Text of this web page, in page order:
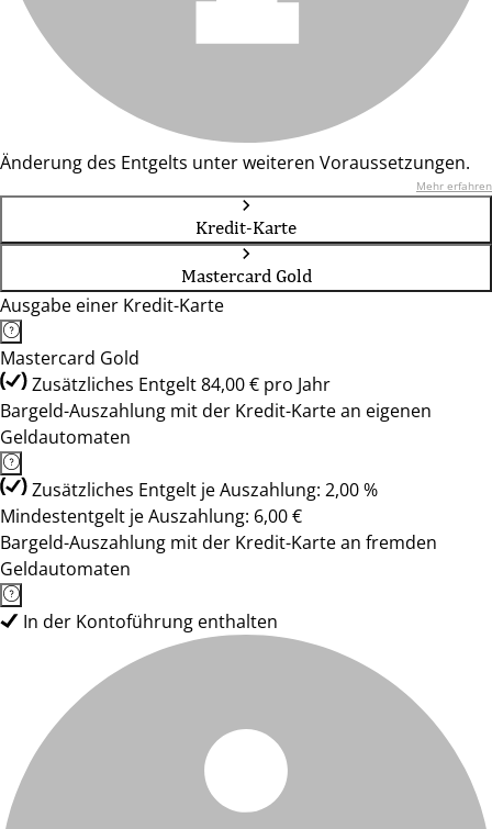
Änderung des Entgelts unter weiteren Voraussetzungen.
Mehr erfahren
Kredit-Karte
Mastercard Gold
Ausgabe einer Kredit-Karte
Mastercard Gold
Zusätzliches Entgelt 84,00 € pro Jahr
Bargeld-Auszahlung mit der Kredit-Karte an eigenen
Geldautomaten
Zusätzliches Entgelt je Auszahlung: 2,00 %
Mindestentgelt je Auszahlung: 6,00 €
Bargeld-Auszahlung mit der Kredit-Karte an fremden
Geldautomaten
In der Kontoführung enthalten